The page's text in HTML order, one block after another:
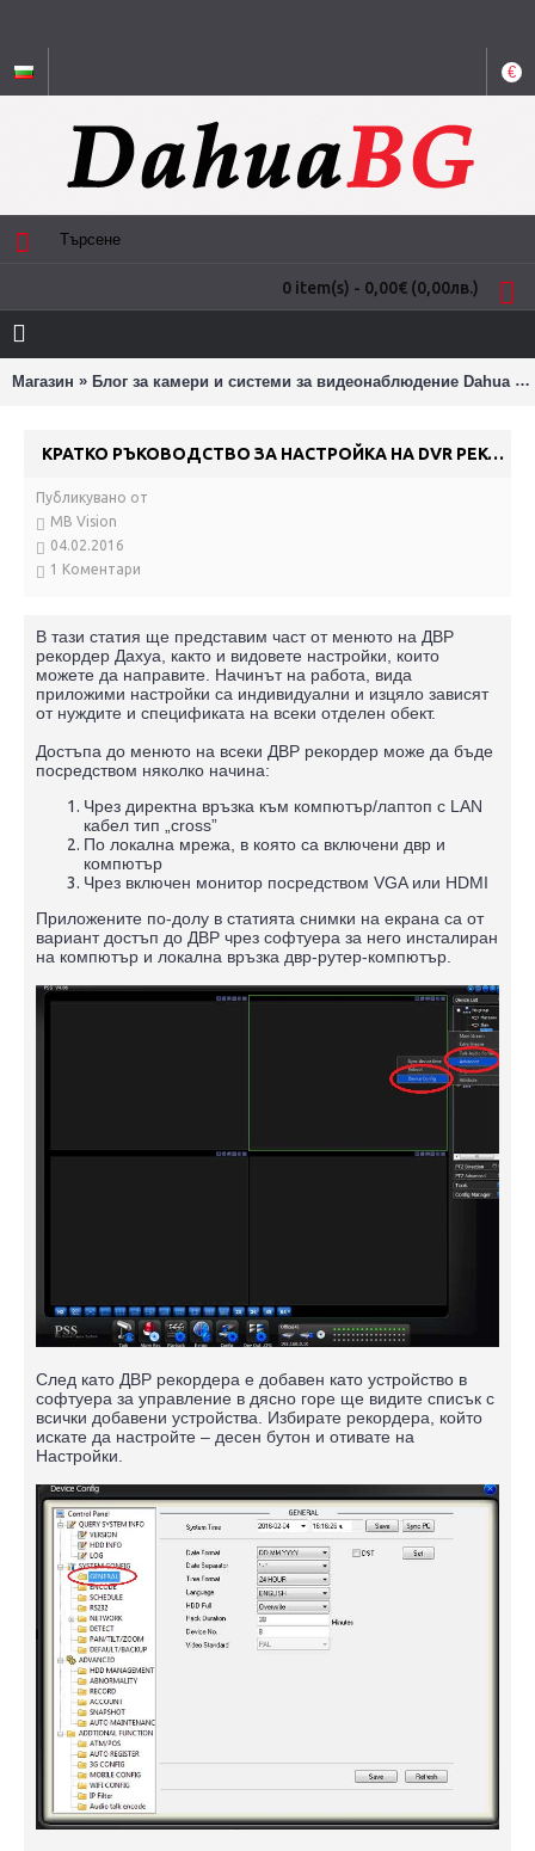
€
0 item(s) - 0,00€ (0,00лв.)
Магазин » Блог за камери и системи за видеонаблюдение Dahua
КРАТКО РЪКОВОДСТВО ЗА НАСТРОЙКА НА DVR РЕКОРДЕР DAHUA
Публикувано от
MB Vision
04.02.2016
1 Коментари
В тази статия ще представим част от менюто на ДВР
рекордер Дахуа, както и видовете настройки, които
можете да направите. Начинът на работа, вида
приложими настройки са индивидуални и изцяло зависят
от нуждите и спецификата на всеки отделен обект.
Достъпа до менюто на всеки ДВР рекордер може да бъде
посредством няколко начина:
Чрез директна връзка към компютър/лаптоп с LAN
кабел тип „cross”
По локална мрежа, в която са включени двр и
компютър
Чрез включен монитор посредством VGA или HDMI
Приложените по-долу в статията снимки на екрана са от
вариант достъп до ДВР чрез софтуера за него инсталиран
на компютър и локална връзка двр-рутер-компютър.
След като ДВР рекордера е добавен като устройство в
софтуера за управление в дясно горе ще видите списък с
всички добавени устройства. Избирате рекордера, който
искате да настройте – десен бутон и отивате на
Настройки.